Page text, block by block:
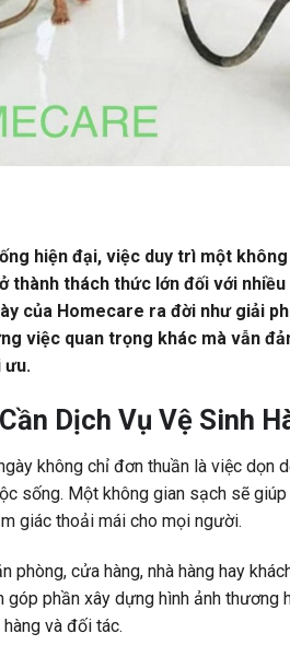
hiện đại, việc duy trì một
thành thách thức lớn đối với
của Homecare ra đời như giải
việc quan trọng khác mà vẫn
ưu.
Dịch Vụ Vệ Sinh
không chỉ đơn thuần là việc dọn
sống. Một không gian sạch sẽ
giác thoải mái cho mọi người.
phòng, cửa hàng, nhà hàng hay
góp phần xây dựng hình ảnh thương
và đối tác.